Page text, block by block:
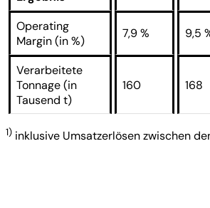
Operating
Margin (in %)
7,9 % 9,5
Verarbeitete
Tonnage (in
Tausend t)
160 168
1) inklusive Umsatzerlösen zwischen